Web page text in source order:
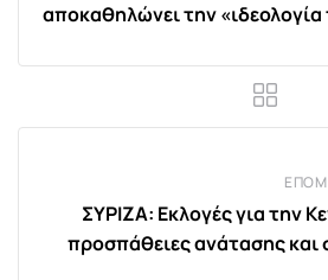
αποκαθηλώνει την
ΣΥΡΙΖΑ: Εκλογές για την
προσπάθειες ανάτασης και